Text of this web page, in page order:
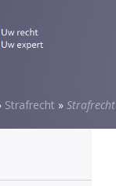
Strafrecht » Strafrecht